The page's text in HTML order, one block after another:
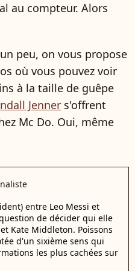
au compteur. Alors
peu, on vous propose
où vous pouvez voir
à la taille de guêpe
Jenner s'offrent
Mc Do. Oui, même
entre Leo Messi et
de décider qui elle
Kate Middleton. Poissons
d'un sixième sens qui
les plus cachées sur